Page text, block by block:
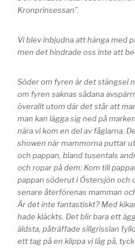
Kronprinsessan”.
Vi blev inbjudna att hänga med
men det hindrade oss inte att
Söder om fyren är det stängsel
om fyren saknas sådana
överallt utom där det står att
man kan lägga sig ned på
nära vi kom en del av fåglarna.
showen när mammorna puttar
och pappan, bland tusentals
och ropar på dem: Kom till
pappan söderut i Östersjön och
senare återförenas mamman
Är det inte fantastiskt? Med
hade kläckts. Det blir bara ett
äldsta, påträffade sillgrisslan
ett tag på en klippa vi låg på,